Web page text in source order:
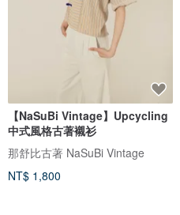
【NaSuBi Vintage】Upcycling
中式風格古著襯衫
那舒比古著 NaSuBi Vintage
NT$ 1,800